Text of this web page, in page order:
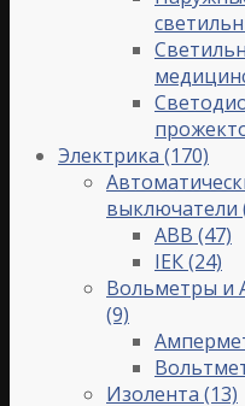
Электрика (170)
выключатели
ABB (47)
IЕК(24)
Вольметры и
(9)
Изолента (13)